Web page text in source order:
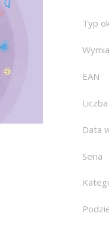
Typ
EAN
Data
Seria